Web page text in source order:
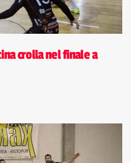
crolla nel finale a